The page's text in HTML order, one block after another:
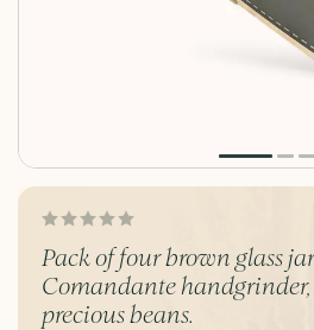
Pack of four brown glass
Comandante handgrinder,
precious beans.